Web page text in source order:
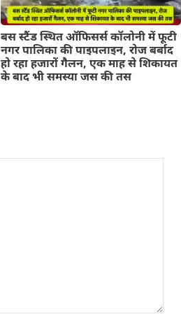
बस स्टैंड स्थित ऑफिसर्स कॉलोनी में फूटी
नगर पालिका की पाइपलाइन, रोज बर्बाद
हो रहा हजारों गैलन, एक माह से शिकायत
के बाद भी समस्या जस की तस